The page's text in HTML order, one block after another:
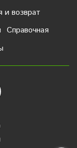
и возврат
Справочная